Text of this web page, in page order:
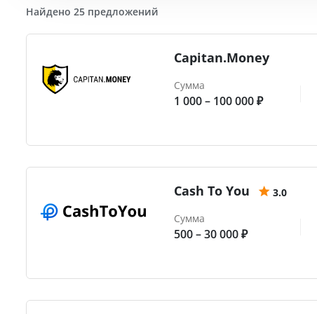
Найдено 25 предложений
Capitan.Money
Сумма
1 000 – 100 000 ₽
Cash To You
3.0
Сумма
500 – 30 000 ₽